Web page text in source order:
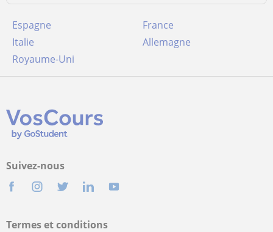
Espagne
France
Italie
Allemagne
Royaume-Uni
Suivez-nous
Termes et conditions